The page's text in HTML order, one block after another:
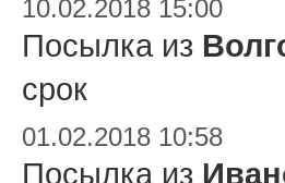
10.02.2018 15:00
Посылка из
срок
01.02.2018 10:58
Посылка из